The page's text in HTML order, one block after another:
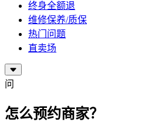
终身全额退
维修保养/质保
热门问题
直卖场
问
怎么预约商家？